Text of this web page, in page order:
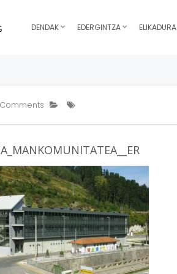
DENDAK EDERGINTZA ELIKADURA